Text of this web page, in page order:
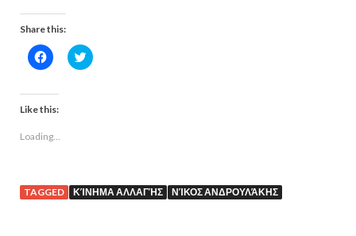
Share this:
C
l
k
t
o
h
n
F
C
l
n
T
Like this:
Loading...
TAGGED ΚΊΝΗΜΑ ΑΛΛΑΓΉΣ ΝΊΚΟΣ ΑΝΔΡΟΥΛΆΚΗΣ